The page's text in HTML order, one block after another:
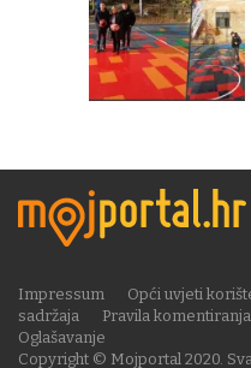
Copyright © Mojportal 2020.
Impressum Opći uvjeti
sadržaja
Pravila komentiranja
Oglašavanje